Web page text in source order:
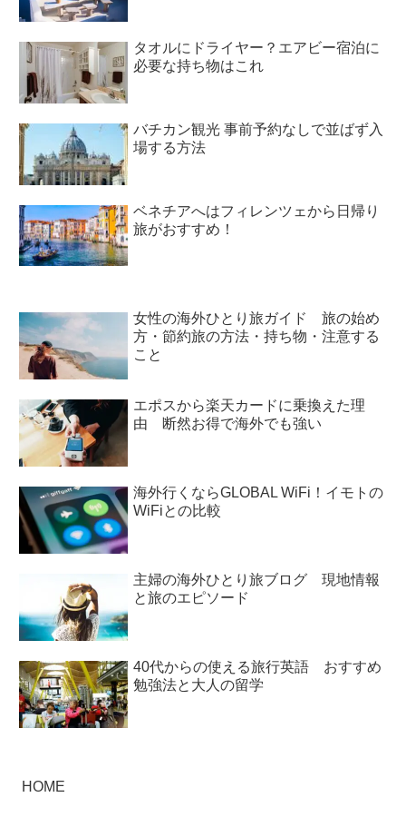
タオルにドライヤー？エアビー宿泊に
必要な持ち物はこれ
バチカン観光 事前予約なしで並ばず入
場する方法
ベネチアへはフィレンツェから日帰り
旅がおすすめ！
女性の海外ひとり旅ガイド 旅の始め
方・節約旅の方法・持ち物・注意する
こと
エポスから楽天カードに乗換えた理
由 断然お得で海外でも強い
海外行くならGLOBAL WiFi！イモトの
WiFiとの比較
主婦の海外ひとり旅ブログ 現地情報
と旅のエピソード
40代からの使える旅行英語 おすすめ
勉強法と大人の留学
HOME